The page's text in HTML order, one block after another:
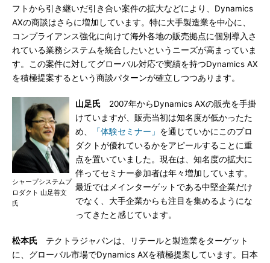
フトから引き継いだ引き合い案件の拡大などにより、Dynamics
AXの商談はさらに増加しています。特に大手製造業を中心に、
コンプライアンス強化に向けて海外各地の販売拠点に個別導入さ
れている業務システムを統合したいというニーズが高まっていま
す。この案件に対してグローバル対応で実績を持つDynamics AX
を積極提案するという商談パターンが確立しつつあります。
シャープシステムプ
ロダクト 山足善文
氏
山足氏 2007年からDynamics AXの販売を手掛
けていますが、販売当初は知名度が低かったた
め、
「体験セミナー」 を通じていかにこのプロ
ダクトが優れているかをアピールすることに重
点を置いていました。現在は、知名度の拡大に
伴ってセミナー参加者は年々増加しています。
最近ではメインターゲットである中堅企業だけ
でなく、大手企業からも注目を集めるようにな
ってきたと感じています。
松本氏 テクトラジャパンは、リテールと製造業をターゲット
に、グローバル市場でDynamics AXを積極提案しています。日本